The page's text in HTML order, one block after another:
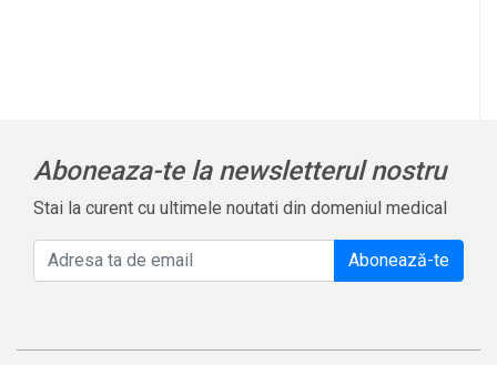
Aboneaza-te la newsletterul nostru
Stai la curent cu ultimele noutati din domeniul medical
Abonează-te